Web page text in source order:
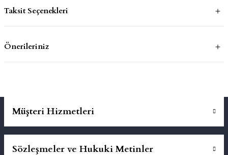
Taksit Seçenekleri
Önerileriniz
Müşteri Hizmetleri
Sözleşmeler ve Hukuki Metinler